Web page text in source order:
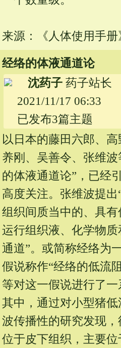
来源：《人体使用手册
经络的体液通道论
沈药子 药子站长
2021/11/17 06:33
已发布3篇主题
以日本的藤田六郎、
养刚、吴善令、张维
的体液通道论”，已经
高度关注。张维波提
组织间质当中的、具
运行组织液、化学物
通道”。或简称经络为
假说称作“经络的低流
等对这一假说进行了一
其中，通过对小型猪
波传播性的研究发现
位于皮下组织，主要